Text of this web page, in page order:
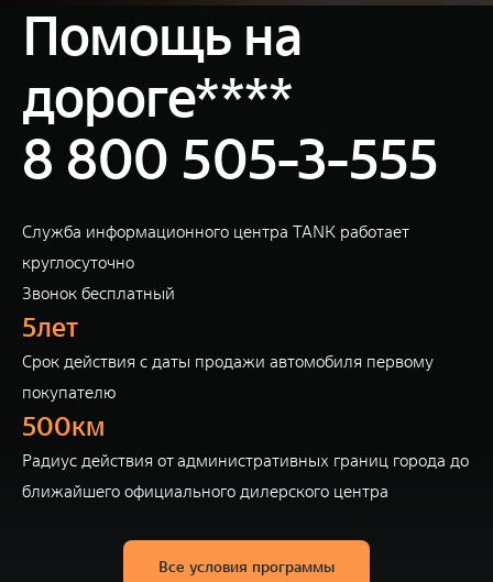
Помощь на
дороге****
8 800 505-3-555
Служба информационного центра TANK работает
круглосуточно
Звонок бесплатный
5лет
Cрок действия с даты продажи автомобиля первому
покупателю
500км
Радиус действия от административных границ города до
ближайшего официального дилерского центра
Все условия программы